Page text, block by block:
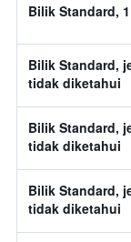
Bilik Standard,
Bilik Standard,
tidak diketahui
Bilik Standard,
tidak diketahui
Bilik Standard,
tidak diketahui